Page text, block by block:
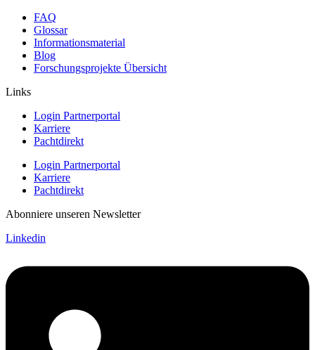
FAQ
Glossar
Informationsmaterial
Blog
Forschungsprojekte Übersicht
Links
Login Partnerportal
Karriere
Pachtdirekt
Login Partnerportal
Karriere
Pachtdirekt
Abonniere unseren Newsletter
Linkedin